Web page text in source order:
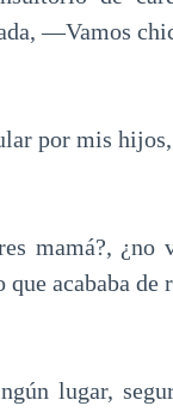
—Vamos
por mis
mamá?, ¿no
acababa de
lugar,